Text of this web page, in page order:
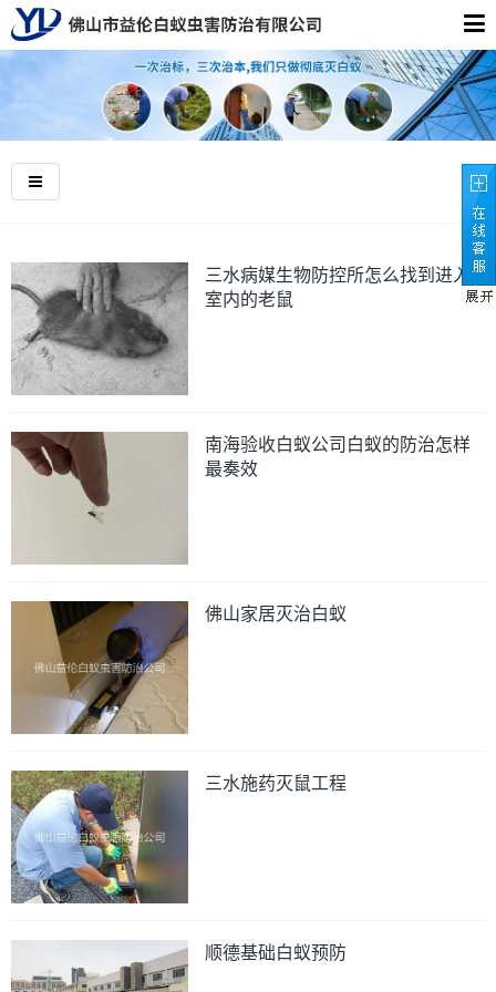
三水病媒生物防控所怎么找到进入
室内的老鼠
南海验收白蚁公司白蚁的防治怎样
最奏效
佛山家居灭治白蚁
三水施药灭鼠工程
顺德基础白蚁预防